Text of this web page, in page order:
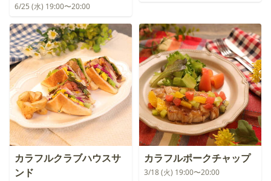
6/25 (水) 19:00〜20:00
カラフルクラブハウスサ
ンド
カラフルポークチャップ
3/18 (火) 19:00〜20:00